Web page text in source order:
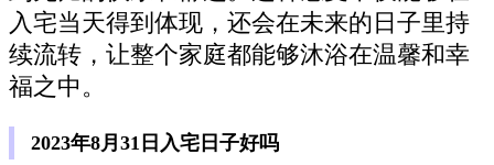
入宅当天得到体现，还会在未来的日子里持
续流转，让整个家庭都能够沐浴在温馨和幸
福之中。
2023年8月31日入宅日子好吗